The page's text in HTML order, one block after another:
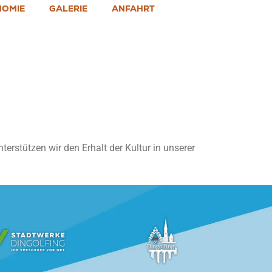
GALERIE ANFAHRT
wir den Erhalt der Kultur in unserer